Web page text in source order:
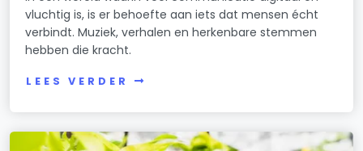
vluchtig is, is er behoefte aan iets dat mensen écht
verbindt. Muziek, verhalen en herkenbare stemmen
hebben die kracht.
LEES VERDER